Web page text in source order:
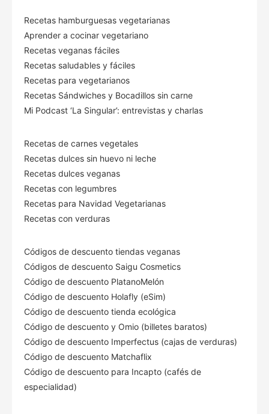
Recetas hamburguesas vegetarianas
Aprender a cocinar vegetariano
Recetas veganas fáciles
Recetas saludables y fáciles
Recetas para vegetarianos
Recetas Sándwiches y Bocadillos sin carne
Mi Podcast ‘La Singular’: entrevistas y charlas
Recetas de carnes vegetales
Recetas dulces sin huevo ni leche
Recetas dulces veganas
Recetas con legumbres
Recetas para Navidad Vegetarianas
Recetas con verduras
Códigos de descuento tiendas veganas
Códigos de descuento Saigu Cosmetics
Código de descuento PlatanoMelón
Código de descuento Holafly (eSim)
Código de descuento tienda ecológica
Código de descuento y Omio (billetes baratos)
Código de descuento Imperfectus (cajas de verduras)
Código de descuento Matchaflix
Código de descuento para Incapto (cafés de
especialidad)